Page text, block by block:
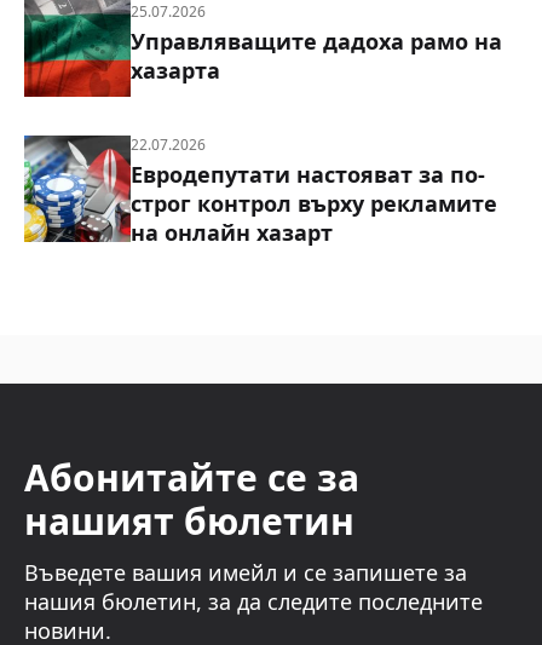
25.07.2026
Управляващите дадоха рамо на
хазарта
22.07.2026
Евродепутати настояват за по-
строг контрол върху рекламите
на онлайн хазарт
Абонитайте се за
нашият бюлетин
Въведете вашия имейл и се запишете за
нашия бюлетин, за да следите последните
новини.